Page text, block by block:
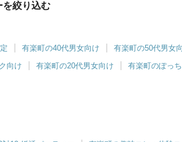
を絞り込む
有楽町の40代男女向け
有楽町の50代男女
向け 有楽町の20代男女向け
有楽町のぽっ